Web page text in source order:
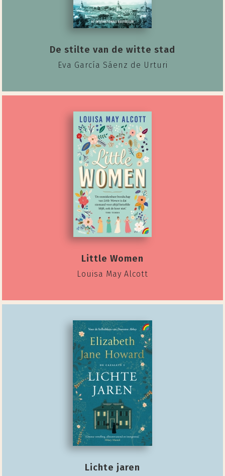
De stilte van de witte stad
Eva García Sáenz de Urturi
Little Women
Louisa May Alcott
Lichte jaren